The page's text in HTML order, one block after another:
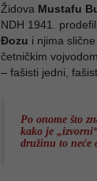
Židova Mustafu
NDH 1941.
Đozu i njima
četničkim vojvodom
– fašisti jedni,
Po onome što
kako je
družinu to neće